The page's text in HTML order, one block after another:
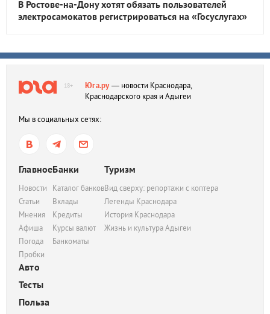
В Ростове-на-Дону хотят обязать пользователей
электросамокатов регистрироваться на «Госуслугах»
18+ Юга.ру— новости Краснодара,
Краснодарского края и Адыгеи
Мы в социальных сетях:
Главное
Новости
Статьи
Мнения
Афиша
Погода
Пробки
Банки
Каталог банков
Вклады
Кредиты
Курсы валют
Банкоматы
Туризм
Вид сверху: репортажи с коптера
Легенды Краснодара
История Краснодара
Жизнь и культура Адыгеи
Авто
Тесты
Польза